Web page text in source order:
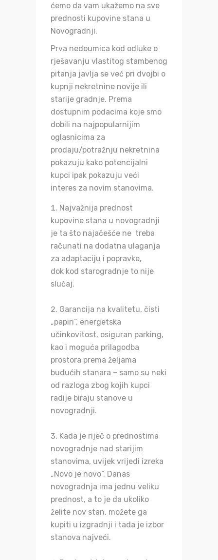
ćemo da vam ukažemo na sve
prednosti kupovine stana u
Novogradnji.
Prva nedoumica kod odluke o
rješavanju vlastitog stambenog
pitanja javlja se već pri dvojbi o
kupnji nekretnine novije ili
starije gradnje. Prema
dostupnim podacima koje smo
dobili na najpopularnijim
oglasnicima za
prodaju/potražnju nekretnina
pokazuju kako potencijalni
kupci ipak pokazuju veći
interes za novim stanovima.
Najvažnija prednost
kupovine stana u novogradnji
je ta što najačešće ne treba
računati na dodatna ulaganja
za adaptaciju i popravke,
dok kod starogradnje to nije
slučaj.
Garancija na kvalitetu, čisti
„papiri“, energetska
učinkovitost, osiguran parking,
kao i moguća prilagodba
prostora prema željama
budućih stanara – samo su neki
od razloga zbog kojih kupci
radije biraju stanove u
novogradnji.
Kada je riječ o prednostima
novogradnje nad starijim
stanovima, uvijek vrijedi izreka
„Novo je novo“. Danas
novogradnja ima jednu veliku
prednost, a to je da ukoliko
želite nov stan, možete ga
kupiti u izgradnji i tada je izbor
stanova najveći.